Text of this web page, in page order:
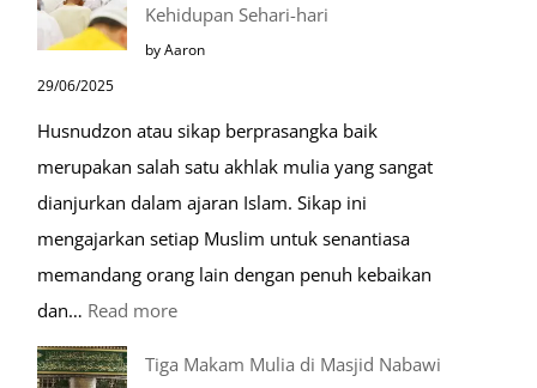
Kehidupan Sehari-hari
by Aaron
29/06/2025
Husnudzon atau sikap berprasangka baik
merupakan salah satu akhlak mulia yang sangat
dianjurkan dalam ajaran Islam. Sikap ini
mengajarkan setiap Muslim untuk senantiasa
memandang orang lain dengan penuh kebaikan
dan… Read more:
Tiga Makam Mulia di Masjid Nabawi